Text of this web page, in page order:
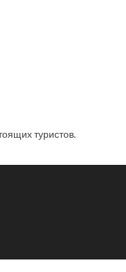
туристов.